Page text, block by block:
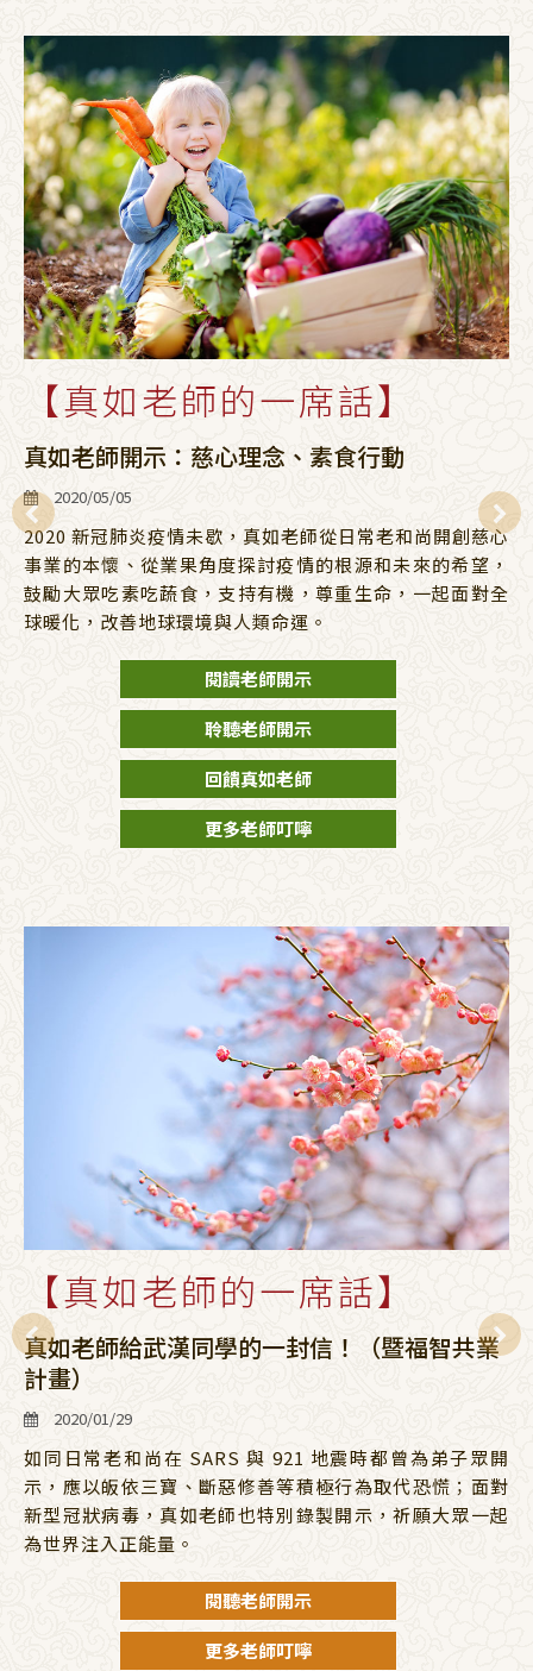
【真如老師的一席話】
真如老師開示：慈心理念、素食行動
2020/05/05
2020 新冠肺炎疫情未歇，真如老師從日常老和尚開創慈心
事業的本懷、從業果角度探討疫情的根源和未來的希望，
鼓勵大眾吃素吃蔬食，支持有機，尊重生命，一起面對全
球暖化，改善地球環境與人類命運。
閱讀老師開示
聆聽老師開示
回饋真如老師
更多老師叮嚀
【真如老師的一席話】
真如老師給武漢同學的一封信！（暨福智共業
計畫）
2020/01/29
如同日常老和尚在 SARS 與 921 地震時都曾為弟子眾開
示，應以皈依三寶、斷惡修善等積極行為取代恐慌；面對
新型冠狀病毒，真如老師也特別錄製開示，祈願大眾一起
為世界注入正能量。
閱聽老師開示
更多老師叮嚀